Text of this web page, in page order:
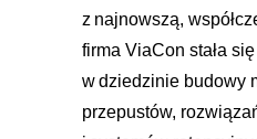
z najnowszą,
firma ViaCon stała
w dziedzinie budowy
przepustów,